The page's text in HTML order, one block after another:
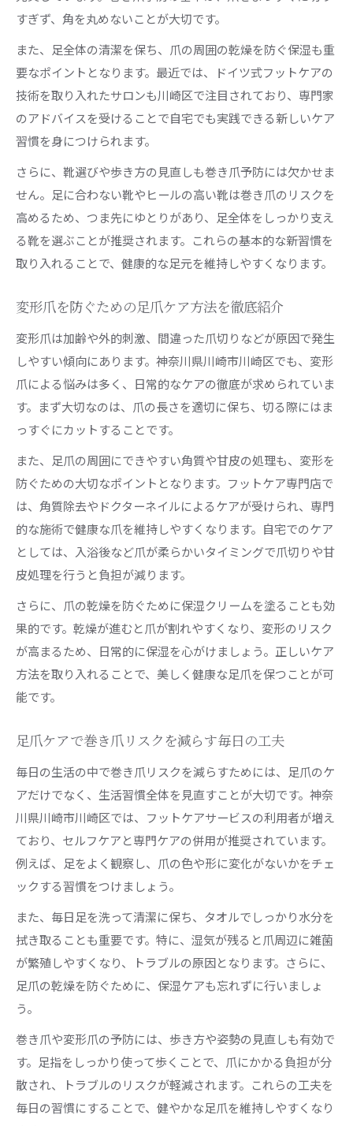
すぎず、角を丸めないことが大切です。
また、足全体の清潔を保ち、爪の周囲の乾燥を防ぐ保湿も重
要なポイントとなります。最近では、ドイツ式フットケアの
技術を取り入れたサロンも川崎区で注目されており、専門家
のアドバイスを受けることで自宅でも実践できる新しいケア
習慣を身につけられます。
さらに、靴選びや歩き方の見直しも巻き爪予防には欠かせま
せん。足に合わない靴やヒールの高い靴は巻き爪のリスクを
高めるため、つま先にゆとりがあり、足全体をしっかり支え
る靴を選ぶことが推奨されます。これらの基本的な新習慣を
取り入れることで、健康的な足元を維持しやすくなります。
変形爪を防ぐための足爪ケア方法を徹底紹介
変形爪は加齢や外的刺激、間違った爪切りなどが原因で発生
しやすい傾向にあります。神奈川県川崎市川崎区でも、変形
爪による悩みは多く、日常的なケアの徹底が求められていま
す。まず大切なのは、爪の長さを適切に保ち、切る際にはま
っすぐにカットすることです。
また、足爪の周囲にできやすい角質や甘皮の処理も、変形を
防ぐための大切なポイントとなります。フットケア専門店で
は、角質除去やドクターネイルによるケアが受けられ、専門
的な施術で健康な爪を維持しやすくなります。自宅でのケア
としては、入浴後など爪が柔らかいタイミングで爪切りや甘
皮処理を行うと負担が減ります。
さらに、爪の乾燥を防ぐために保湿クリームを塗ることも効
果的です。乾燥が進むと爪が割れやすくなり、変形のリスク
が高まるため、日常的に保湿を心がけましょう。正しいケア
方法を取り入れることで、美しく健康な足爪を保つことが可
能です。
足爪ケアで巻き爪リスクを減らす毎日の工夫
毎日の生活の中で巻き爪リスクを減らすためには、足爪のケ
アだけでなく、生活習慣全体を見直すことが大切です。神奈
川県川崎市川崎区では、フットケアサービスの利用者が増え
ており、セルフケアと専門ケアの併用が推奨されています。
例えば、足をよく観察し、爪の色や形に変化がないかをチェ
ックする習慣をつけましょう。
また、毎日足を洗って清潔に保ち、タオルでしっかり水分を
拭き取ることも重要です。特に、湿気が残ると爪周辺に雑菌
が繁殖しやすくなり、トラブルの原因となります。さらに、
足爪の乾燥を防ぐために、保湿ケアも忘れずに行いましょ
う。
巻き爪や変形爪の予防には、歩き方や姿勢の見直しも有効で
す。足指をしっかり使って歩くことで、爪にかかる負担が分
散され、トラブルのリスクが軽減されます。これらの工夫を
毎日の習慣にすることで、健やかな足爪を維持しやすくなり